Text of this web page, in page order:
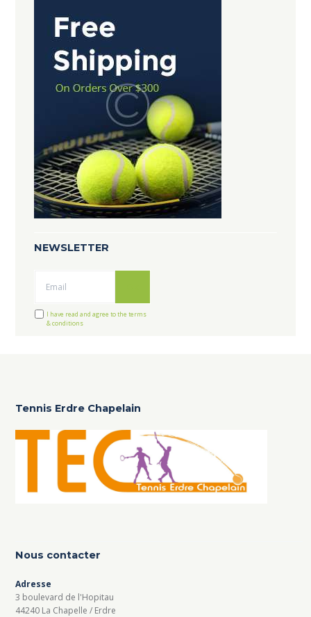
NEWSLETTER
I have read and agree to the terms
& conditions
Tennis Erdre Chapelain
Nous contacter
Adresse
3 boulevard de l'Hopitau
44240 La Chapelle / Erdre